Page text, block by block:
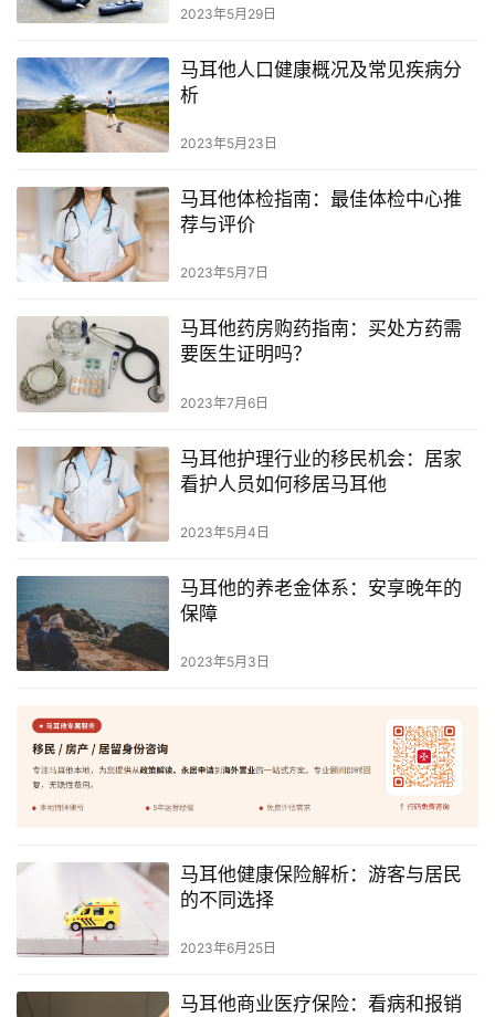
2023年5月29日
马耳他人口健康概况及常见疾病分
析
2023年5月23日
马耳他体检指南：最佳体检中心推
荐与评价
2023年5月7日
马耳他药房购药指南：买处方药需
要医生证明吗？
2023年7月6日
马耳他护理行业的移民机会：居家
看护人员如何移居马耳他
2023年5月4日
马耳他的养老金体系：安享晚年的
保障
2023年5月3日
马耳他健康保险解析：游客与居民
的不同选择
2023年6月25日
马耳他商业医疗保险：看病和报销